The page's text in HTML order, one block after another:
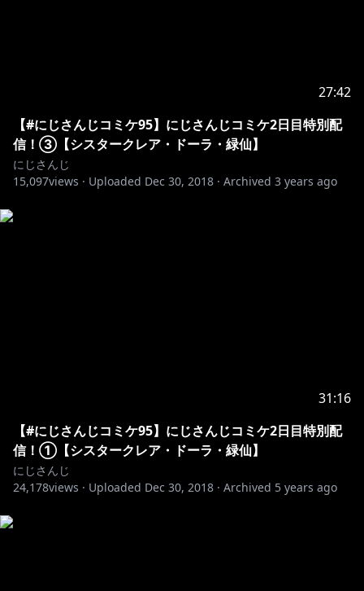
27:42
【#にじさんじコミケ95】にじさんじコミケ2日目特別配
信！③【シスタークレア・ドーラ・緑仙】
にじさんじ
15,097views · Uploaded Dec 30, 2018 · Archived 3 years ago
31:16
【#にじさんじコミケ95】にじさんじコミケ2日目特別配
信！①【シスタークレア・ドーラ・緑仙】
にじさんじ
24,178views · Uploaded Dec 30, 2018 · Archived 5 years ago